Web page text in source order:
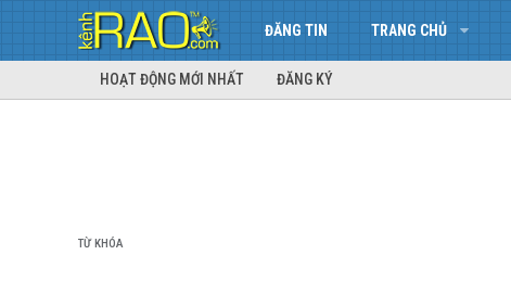
ĐĂNG TIN TRANG CHỦ
HOẠT ĐỘNG MỚI NHẤT ĐĂNG KÝ
TỪ KHÓA